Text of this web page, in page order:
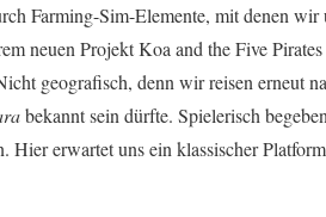
Farming-Sim-Elemente, mit denen wir
neuen Projekt Koa and the Five
geografisch, denn wir reisen erneut
bekannt sein dürfte. Spielerisch
Hier erwartet uns ein klassischer